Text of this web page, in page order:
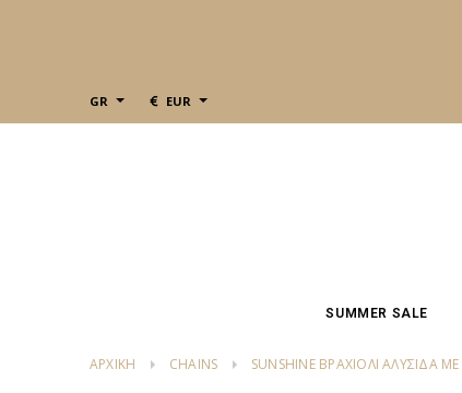
GR EUR
SUMMER SALE
ΑΡΧΙΚΗ CHAINS SUNSHINE ΒΡΑΧΙΌΛΙ ΑΛΥΣΊΔΑ